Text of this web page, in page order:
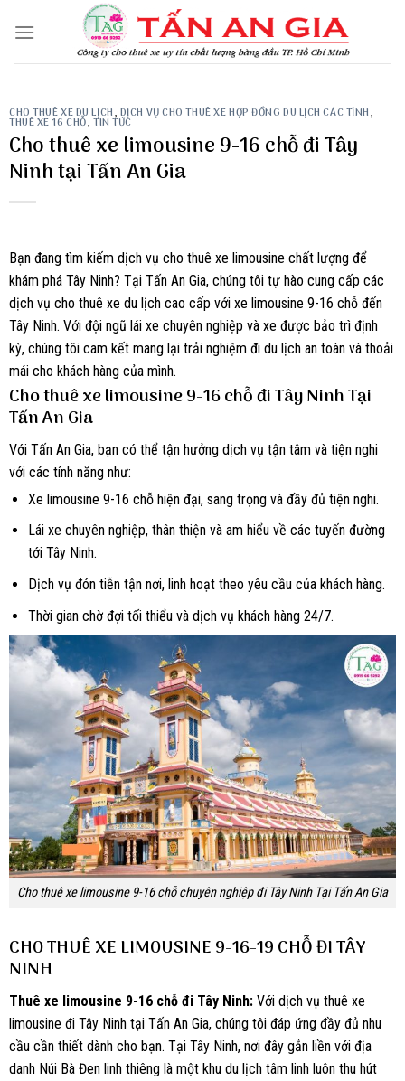
CHO THUÊ XE DU LỊCH, DỊCH VỤ CHO THUÊ XE HỢP ĐỒNG DU LỊCH CÁC TỈNH,
THUÊ XE 16 CHỖ, TIN TỨC
Cho thuê xe limousine 9-16 chỗ đi Tây
Ninh tại Tấn An Gia
Bạn đang tìm kiếm dịch vụ cho thuê xe limousine chất lượng để
khám phá Tây Ninh? Tại Tấn An Gia, chúng tôi tự hào cung cấp các
dịch vụ cho thuê xe du lịch cao cấp với xe limousine 9-16 chỗ đến
Tây Ninh. Với đội ngũ lái xe chuyên nghiệp và xe được bảo trì định
kỳ, chúng tôi cam kết mang lại trải nghiệm đi du lịch an toàn và thoải
mái cho khách hàng của mình.
Cho thuê xe limousine 9-16 chỗ đi Tây Ninh Tại
Tấn An Gia
Với Tấn An Gia, bạn có thể tận hưởng dịch vụ tận tâm và tiện nghi
với các tính năng như:
Xe limousine 9-16 chỗ hiện đại, sang trọng và đầy đủ tiện nghi.
Lái xe chuyên nghiệp, thân thiện và am hiểu về các tuyến đường
tới Tây Ninh.
Dịch vụ đón tiễn tận nơi, linh hoạt theo yêu cầu của khách hàng.
Thời gian chờ đợi tối thiểu và dịch vụ khách hàng 24/7.
Cho thuê xe limousine 9-16 chỗ chuyên nghiệp đi Tây Ninh Tại Tấn An Gia
CHO THUÊ XE LIMOUSINE 9-16-19 CHỖ ĐI TÂY
NINH
Thuê xe limousine 9-16 chỗ đi Tây Ninh: Với dịch vụ thuê xe
limousine đi Tây Ninh tại Tấn An Gia, chúng tôi đáp ứng đầy đủ nhu
cầu cần thiết dành cho bạn. Tại Tây Ninh, nơi đây gắn liền với địa
danh Núi Bà Đen linh thiêng là một khu du lịch tâm linh luôn thu hút